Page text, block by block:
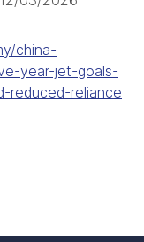
china-
year-jet-goals-
reduced-reliance